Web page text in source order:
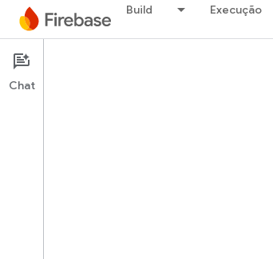
Build Execução
Documentation
Visão geral
Chat